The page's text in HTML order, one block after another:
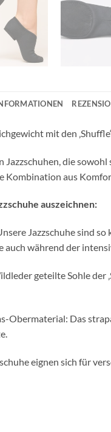
mit den
Jazzschuhen, die
Kombination aus
auszeichnen:
Jazzschuhe sind
auch während der
geteilte Sohle der
Obermaterial: Das
eignen sich für